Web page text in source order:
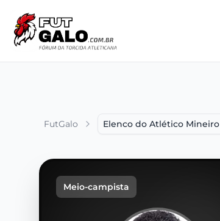
FutGalo Elenco do Atlético Mineiro
Meio-campista